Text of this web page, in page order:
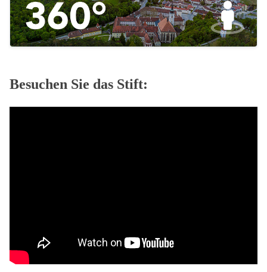
Besuchen Sie das Stift: